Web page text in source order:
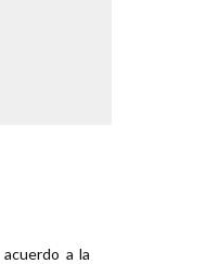
a la